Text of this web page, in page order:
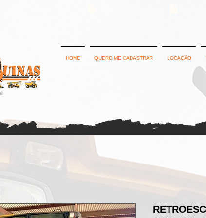
HOME QUERO ME CADASTRAR LOCAÇÃO